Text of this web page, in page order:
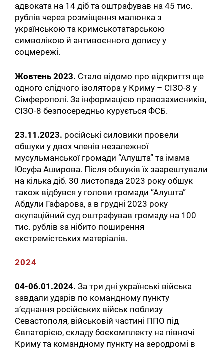
адвоката на 14 діб та оштрафував на 45 тис.
рублів через розміщення малюнка з
українською та кримськотатарською
символікою й антивоєнного допису у
соцмережі.
Жовтень 2023. Стало відомо про відкриття ще
одного слідчого ізолятора у Криму – СІЗО-8 у
Сімферополі. За інформацією правозахисників,
СІЗО-8 безпосередньо курується ФСБ.
23.11.2023. російські силовики провели
обшуки у двох членів незалежної
мусульманської громади “Алушта” та імама
Юсуфа Аширова. Після обшуків їх заарештували
на кілька діб. 30 листопада 2023 року обшук
також відбувся у голови громади “Алушта”
Абдули Гафарова, а в грудні 2023 року
окупаційний суд оштрафував громаду на 100
тис. рублів за нібито поширення
екстремістських матеріалів.
2024
04-06.01.2024. За три дні українські війська
завдали ударів по командному пункту
з’єднання російських військ поблизу
Севастополя, військовій частині ППО під
Євпаторією, складу боєкомплекту на півночі
Криму та командному пункту на аеродромі в